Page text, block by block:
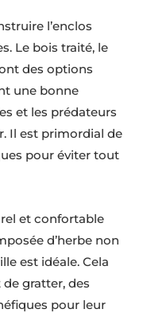
l’enclos
Le bois traité, le
des options
une bonne
et les prédateurs
Il est primordial de
pour éviter tout
et confortable
d’herbe non
est idéale. Cela
gratter, des
pour leur